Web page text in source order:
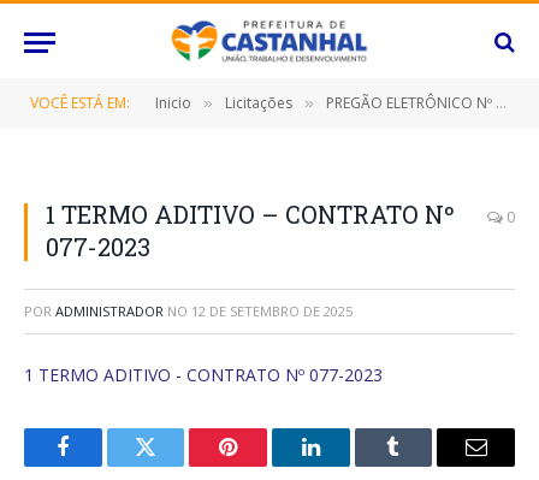
VOCÊ ESTÁ EM: Inicio » Licitações » PREGÃO ELETRÔNICO Nº 002/2023-SRP (Prestação de serviço de locação de veículos automotores tipo ambulância (tipo b), por um período de 12 (doze) meses)
1 TERMO ADITIVO – CONTRATO Nº
077-2023
0
POR ADMINISTRADOR NO 12 DE SETEMBRO DE 2025
1 TERMO ADITIVO - CONTRATO Nº 077-2023
FacebookTwitter Pinterest O
Tumblr
E-